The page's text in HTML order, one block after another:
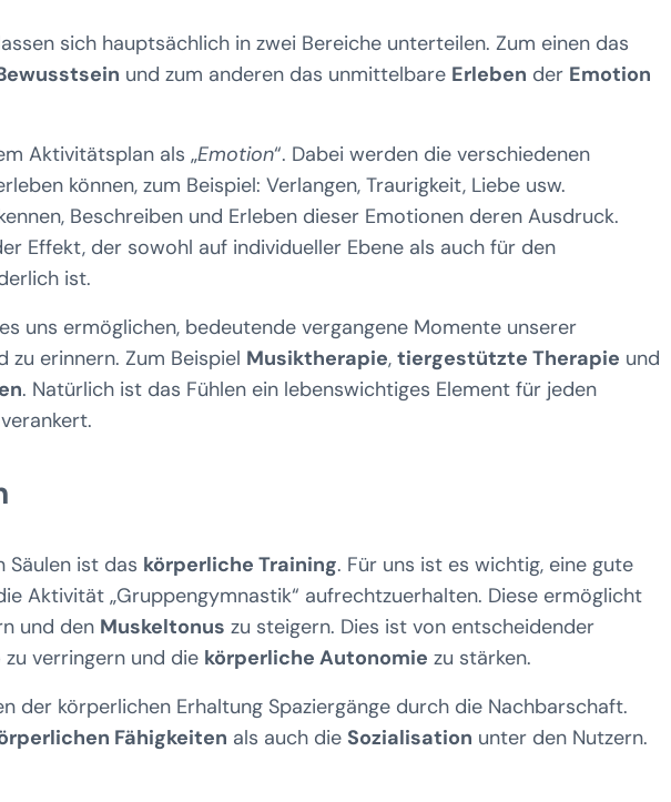
sich hauptsächlich in zwei Bereiche unterteilen. Zum einen das
und zum anderen das unmittelbare Erleben der Emotion
Aktivitätsplan als „Emotion“. Dabei werden die verschiedenen
können, zum Beispiel: Verlangen, Traurigkeit, Liebe usw.
Beschreiben und Erleben dieser Emotionen deren Ausdruck.
Effekt, der sowohl auf individueller Ebene als auch für den
ist.
uns ermöglichen, bedeutende vergangene Momente unserer
zu erinnern. Zum Beispiel Musiktherapie, tiergestützte Therapie und
. Natürlich ist das Fühlen ein lebenswichtiges Element für jeden
Säulen ist das körperliche Training. Für uns ist es wichtig, eine gute
Aktivität „Gruppengymnastik“ aufrechtzuerhalten. Diese ermöglicht
und den Muskeltonus zu steigern. Dies ist von entscheidender
zu verringern und die körperliche Autonomie zu stärken.
der körperlichen Erhaltung Spaziergänge durch die Nachbarschaft.
Fähigkeiten als auch die Sozialisation unter den Nutzern.